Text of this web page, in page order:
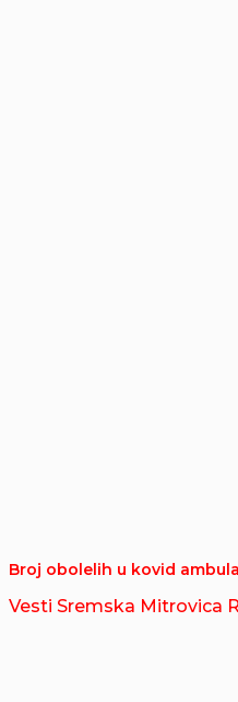
Broj obolelih u kovid
Vesti Sremska Mitrovica